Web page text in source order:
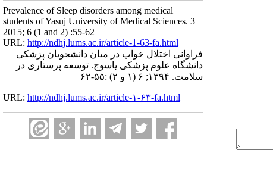
Prevalence of Sleep disorders among medical
students of Yasuj University of Medical Sciences. 3
2015; 6 (1 and 2) :55-62
URL: http://ndhj.lums.ac.ir/article-1-63-fa.html
فراوانی اختلال خواب در میان دانشجویان پزشکی
دانشگاه علوم پزشکی یاسوج. توسعه پرستاری در
سلامت. ۱۳۹۴; ۶ (۱ و ۲) :۵۵-۶۲
URL: http://ndhj.lums.ac.ir/article-۱-۶۳-fa.html